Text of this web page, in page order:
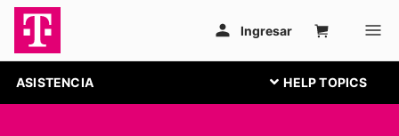
ASISTENCIA